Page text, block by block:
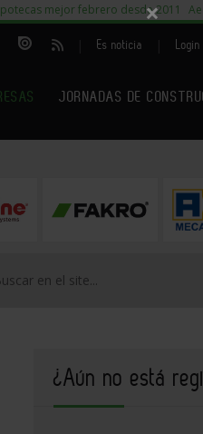
mejor febrero desde 2011
Es noticia
JORNADAS DE
¿Aún no está
×